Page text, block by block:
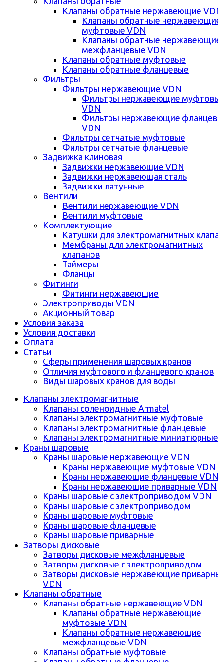
Клапаны обратные нержавеющие
Клапаны обратные
муфтовые VDN
Клапаны обратные
межфланцевые VDN
Клапаны обратные муфтовые
Клапаны обратные фланцевые
Фильтры
Фильтры нержавеющие VDN
Фильтры нержавеющие
VDN
Фильтры нержавеющие
VDN
Фильтры сетчатые муфтовые
Фильтры сетчатые фланцевые
Задвижка клиновая
Задвижки нержавеющие VDN
Задвижки нержавеющая сталь
Задвижки латунные
Вентили
Вентили нержавеющие VDN
Вентили муфтовые
Комплектующие
Катушки для электромагнитных
Мембраны для электромагнитных
клапанов
Таймеры
Фланцы
Фитинги
Фитинги нержавеющие
Электроприводы VDN
Акционный товар
Условия заказа
Условия доставки
Оплата
Статьи
Сферы применения шаровых кранов
Отличия муфтового и фланцевого кранов
Виды шаровых кранов для воды
Клапаны электромагнитные
Клапаны соленоидные Armatel
Клапаны электромагнитные муфтовые
Клапаны электромагнитные фланцевые
Клапаны электромагнитные миниатюрные
Краны шаровые
Краны шаровые нержавеющие VDN
Краны нержавеющие муфтовые VDN
Краны нержавеющие фланцевые VDN
Краны нержавеющие приварные VDN
Краны шаровые с электроприводом VDN
Краны шаровые с электроприводом
Краны шаровые муфтовые
Краны шаровые фланцевые
Краны шаровые приварные
Затворы дисковые
Затворы дисковые межфланцевые
Затворы дисковые с электроприводом
Затворы дисковые нержавеющие
VDN
Клапаны обратные
Клапаны обратные нержавеющие VDN
Клапаны обратные нержавеющие
муфтовые VDN
Клапаны обратные нержавеющие
межфланцевые VDN
Клапаны обратные муфтовые